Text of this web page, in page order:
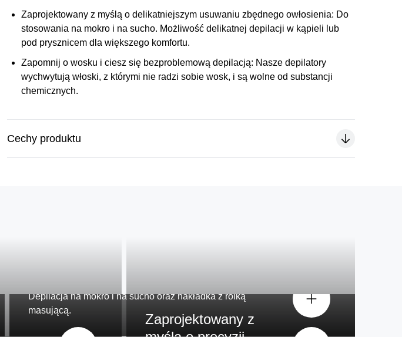
Zaprojektowany z myślą o delikatniejszym usuwaniu zbędnego owłosienia: Do
stosowania na mokro i na sucho. Możliwość delikatnej depilacji w kąpieli lub
pod prysznicem dla większego komfortu.
Zapomnij o wosku i ciesz się bezproblemową depilacją: Nasze depilatory
wychwytują włoski, z którymi nie radzi sobie wosk, i są wolne od substancji
chemicznych.
Cechy produktu
Depilacja na mokro i na sucho oraznakładkaz rolką
masującą.
Zaprojektowany z